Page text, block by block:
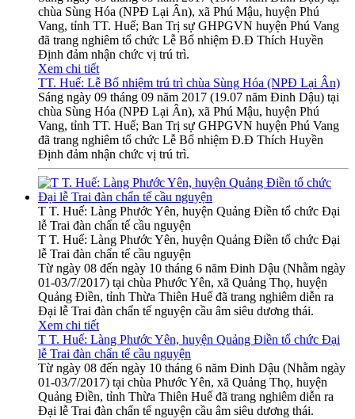
chùa Sùng Hóa (NPĐ Lại Ân), xã Phú Mậu, huyện Phú
Vang, tỉnh TT. Huế; Ban Trị sự GHPGVN huyện Phú Vang
đã trang nghiêm tổ chức Lễ Bổ nhiệm Đ.Đ Thích Huyền
Định đảm nhận chức vị trú trì.
Xem chi tiết
TT. Huế: Lễ Bổ nhiệm trú trì chùa Sùng Hóa (NPĐ Lại Ân)
Sáng ngày 09 tháng 09 năm 2017 (19.07 năm Đinh Dậu) tại
chùa Sùng Hóa (NPĐ Lại Ân), xã Phú Mậu, huyện Phú
Vang, tỉnh TT. Huế; Ban Trị sự GHPGVN huyện Phú Vang
đã trang nghiêm tổ chức Lễ Bổ nhiệm Đ.Đ Thích Huyền
Định đảm nhận chức vị trú trì.
T T. Huế: Làng Phước Yên, huyện Quảng Điền tổ chức Đại
lễ Trai đàn chẩn tế cầu nguyện
T T. Huế: Làng Phước Yên, huyện Quảng Điền tổ chức Đại
lễ Trai đàn chẩn tế cầu nguyện
Từ ngày 08 đến ngày 10 tháng 6 năm Đinh Dậu (Nhằm ngày
01-03/7/2017) tại chùa Phước Yên, xã Quảng Thọ, huyện
Quảng Điền, tỉnh Thừa Thiên Huế đã trang nghiêm diễn ra
Đại lễ Trai đàn chẩn tế nguyện cầu âm siêu dương thái.
Xem chi tiết
T T. Huế: Làng Phước Yên, huyện Quảng Điền tổ chức Đại
lễ Trai đàn chẩn tế cầu nguyện
Từ ngày 08 đến ngày 10 tháng 6 năm Đinh Dậu (Nhằm ngày
01-03/7/2017) tại chùa Phước Yên, xã Quảng Thọ, huyện
Quảng Điền, tỉnh Thừa Thiên Huế đã trang nghiêm diễn ra
Đại lễ Trai đàn chẩn tế nguyện cầu âm siêu dương thái.